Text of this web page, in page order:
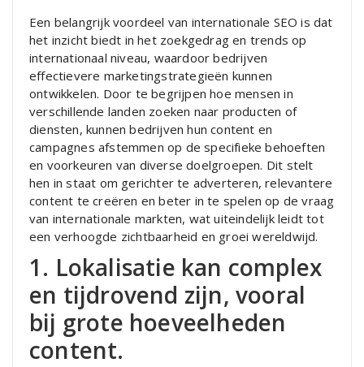
Een belangrijk voordeel van internationale SEO is dat
het inzicht biedt in het zoekgedrag en trends op
internationaal niveau, waardoor bedrijven
effectievere marketingstrategieën kunnen
ontwikkelen. Door te begrijpen hoe mensen in
verschillende landen zoeken naar producten of
diensten, kunnen bedrijven hun content en
campagnes afstemmen op de specifieke behoeften
en voorkeuren van diverse doelgroepen. Dit stelt
hen in staat om gerichter te adverteren, relevantere
content te creëren en beter in te spelen op de vraag
van internationale markten, wat uiteindelijk leidt tot
een verhoogde zichtbaarheid en groei wereldwijd.
1. Lokalisatie kan complex
en tijdrovend zijn, vooral
bij grote hoeveelheden
content.